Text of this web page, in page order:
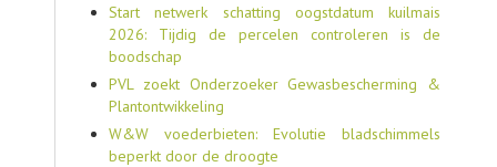
Start netwerk schatting oogstdatum kuilmais
2026: Tijdig de percelen controleren is de
boodschap
PVL zoekt Onderzoeker Gewasbescherming &
Plantontwikkeling
W&W voederbieten: Evolutie bladschimmels
beperkt door de droogte